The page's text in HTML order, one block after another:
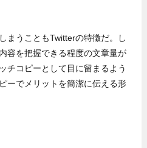
まうこともTwitterの特徴だ。し
容を把握できる程度の文章量が
チコピーとして目に留まるよう
ーでメリットを簡潔に伝える形